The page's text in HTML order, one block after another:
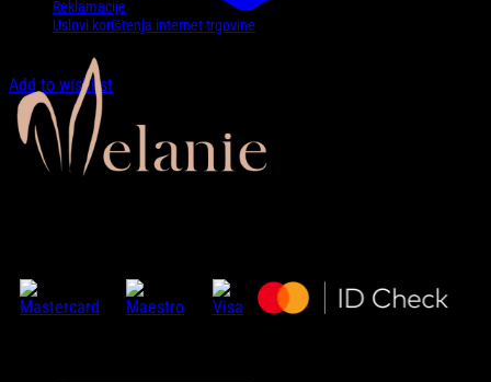
Add to wishlist
Reklamacije
Uslovi korištenja internet trgovine